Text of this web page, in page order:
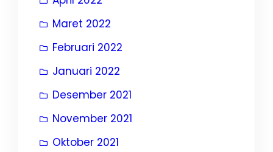
Maret 2022
Februari 2022
Januari 2022
Desember 2021
November 2021
Oktober 2021